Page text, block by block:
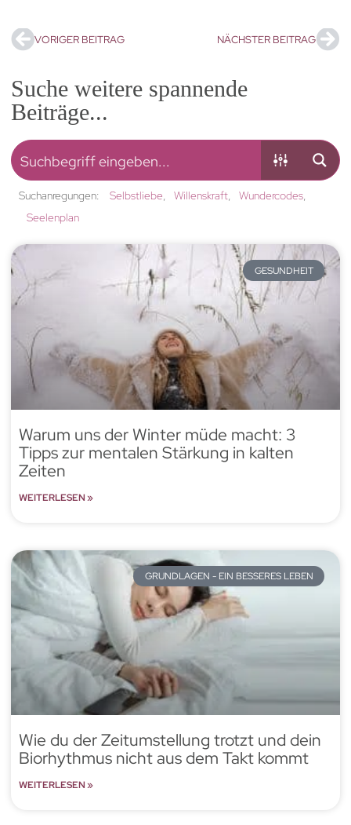
VORIGER BEITRAG NÄCHSTER BEITRAG
Suche weitere spannende
Beiträge...
Suchanregungen: Selbstliebe Willenskraft
Wundercodes
Seelenplan
GESUNDHEIT
Warum uns der Winter müde macht: 3
Tipps zur mentalen Stärkung in kalten
Zeiten
WEITERLESEN »
GRUNDLAGEN - EIN BESSERES LEBEN
Wie du der Zeitumstellung trotzt und dein
Biorhythmus nicht aus dem Takt kommt
WEITERLESEN »